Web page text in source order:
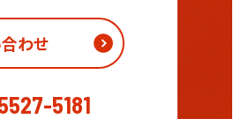
わせ
5181